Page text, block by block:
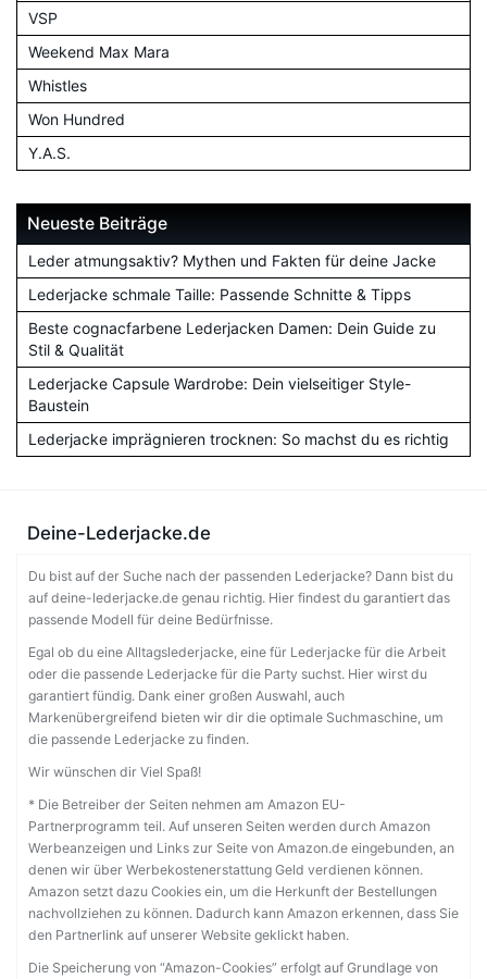
VSP
Weekend Max Mara
Whistles
Won Hundred
Y.A.S.
Neueste Beiträge
Leder atmungsaktiv? Mythen und Fakten für deine Jacke
Lederjacke schmale Taille: Passende Schnitte & Tipps
Beste cognacfarbene Lederjacken Damen: Dein Guide zu
Stil & Qualität
Lederjacke Capsule Wardrobe: Dein vielseitiger Style-
Baustein
Lederjacke imprägnieren trocknen: So machst du es richtig
Deine-Lederjacke.de
Du bist auf der Suche nach der passenden Lederjacke? Dann bist du
auf deine-lederjacke.de genau richtig. Hier findest du garantiert das
passende Modell für deine Bedürfnisse.
Egal ob du eine Alltagslederjacke, eine für Lederjacke für die Arbeit
oder die passende Lederjacke für die Party suchst. Hier wirst du
garantiert fündig. Dank einer großen Auswahl, auch
Markenübergreifend bieten wir dir die optimale Suchmaschine, um
die passende Lederjacke zu finden.
Wir wünschen dir Viel Spaß!
* Die Betreiber der Seiten nehmen am Amazon EU-
Partnerprogramm teil. Auf unseren Seiten werden durch Amazon
Werbeanzeigen und Links zur Seite von Amazon.de eingebunden, an
denen wir über Werbekostenerstattung Geld verdienen können.
Amazon setzt dazu Cookies ein, um die Herkunft der Bestellungen
nachvollziehen zu können. Dadurch kann Amazon erkennen, dass Sie
den Partnerlink auf unserer Website geklickt haben.
Die Speicherung von “Amazon-Cookies” erfolgt auf Grundlage von